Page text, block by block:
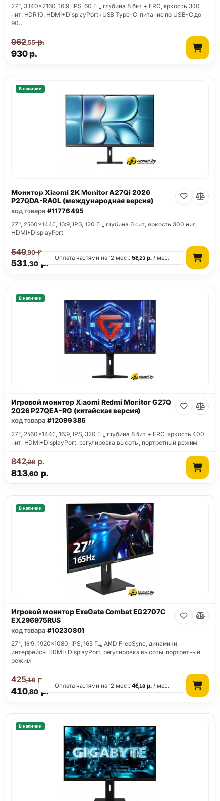
27", 3840x2160, 16:9, IPS, 60 Гц, глубина 8 бит + FRC, яркость 300
нит, HDR10, HDMI+DisplayPort+USB Type-C, питание по USB-C до
90…
930р.
962,55р.
В наличии
Монитор Xiaomi 2K Monitor A27Qi 2026
P27QDA-RAGL (международная версия)
код товара #11776495
27", 2560x1440, 16:9, IPS, 120 Гц, глубина 8 бит, яркость 300 нит,
HDMI+DisplayPort
531,30р.
549,90р.
Оплата частями на 12 мес.:58,23 р. / мес.
В наличии
Игровой монитор Xiaomi Redmi Monitor G27Q
2026 P27QEA-RG (китайская версия)
код товара #12099386
27", 2560x1440, 16:9, IPS, 320 Гц, глубина 8 бит + FRC, яркость 400
нит, HDMI+DisplayPort, регулировка высоты, портретный режим
813,60р.
842,08р.
В наличии
Игровой монитор ExeGate Combat EG2707C
EX296975RUS
код товара #10230801
27", 16:9, 1920x1080, IPS, 165 Гц, AMD FreeSync, динамики,
интерфейсы HDMI+DisplayPort, регулировка высоты, портретный
режим
410,80р.
425,18р.
Оплата частями на 12 мес.:46,18 р. / мес.
В наличии